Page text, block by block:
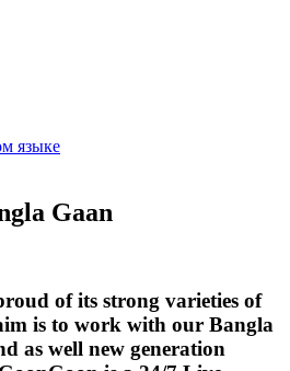
языке
Gaan
of its strong varieties of
is to work with our Bangla
as well new generation